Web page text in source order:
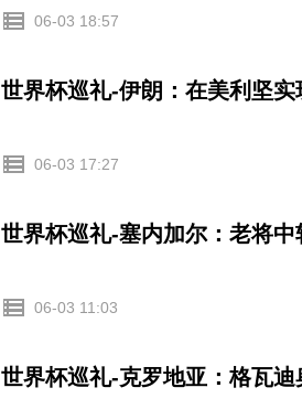
06-03 18:57
世界杯巡礼-伊朗：在美利坚
06-03 17:27
世界杯巡礼-塞内加尔：老将
06-03 11:03
世界杯巡礼-克罗地亚：格瓦